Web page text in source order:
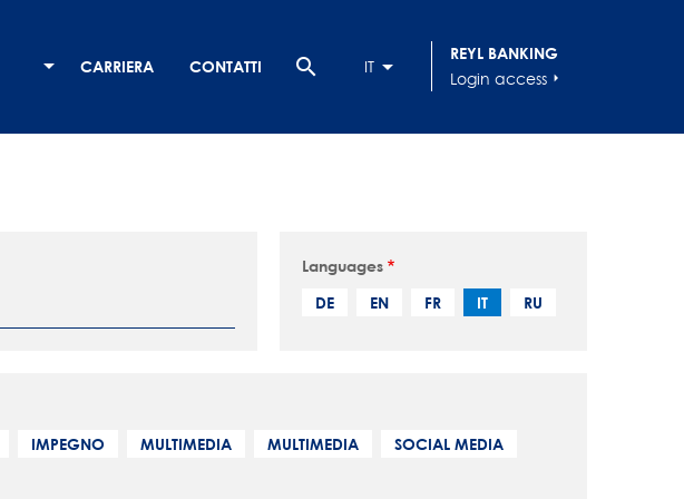
CARRIERA CONTATTI search IT
REYL BANKING
Login access arrow_right
Languages
DE
EN FR IT RU
IMPEGNO MULTIMEDIA MULTIMEDIA
SOCIAL MEDIA